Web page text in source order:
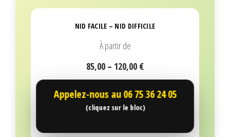
NID FACILE – NID DIFFICILE
À partir de
85,00 – 120,00 €
Appelez-nous au 06 75 36 24 05
(cliquez sur le bloc)